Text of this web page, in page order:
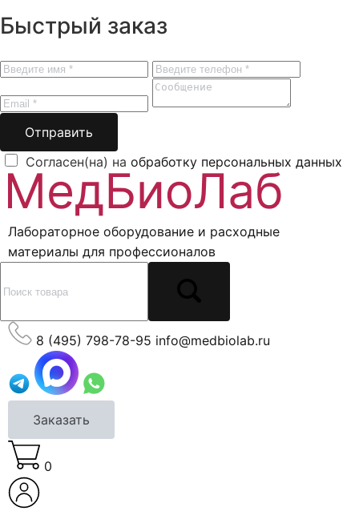
Быстрый заказ
Отправить
Согласен(на) на обработку персональных данных
Лабораторное оборудование и расходные
материалы для профессионалов
8 (495) 798-78-95 info@medbiolab.ru
Заказать
0